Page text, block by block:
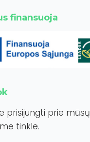
finansuoja
prisijungti prie mūsų
tinkle.